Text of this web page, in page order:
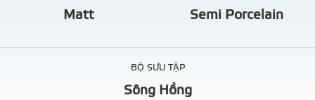
Matt Semi Porcelain
BỘ SƯU TẬP
Sông Hồng